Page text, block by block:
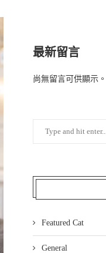
最新留言
尚無留言可供顯示。
Featured Cat
General